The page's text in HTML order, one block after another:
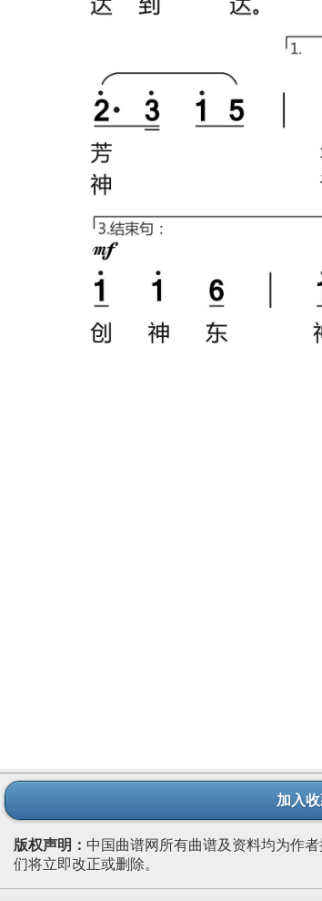
加入
版权声明： 中国曲谱网所有曲谱及资料均为作
们将立即改正或删除。